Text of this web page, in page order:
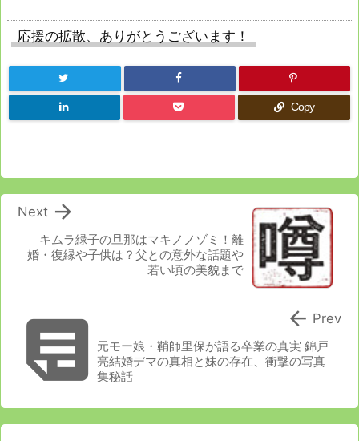
応援の拡散、ありがとうございます！
Copy
キムラ緑子の旦那はマキノノゾミ！離
婚・復縁や子供は？父との意外な話題や
若い頃の美貌まで

Next
元モー娘・鞘師里保が語る卒業の真実 錦戸
亮結婚デマの真相と妹の存在、衝撃の写真
集秘話
 Prev